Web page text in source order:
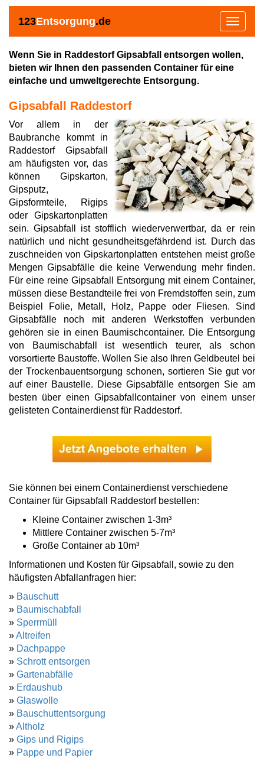
123Entsorgung.de
Toggle
Wenn Sie in Raddestorf Gipsabfall entsorgen wollen,
bieten wir Ihnen den passenden Container für eine
einfache und umweltgerechte Entsorgung.
Gipsabfall Raddestorf
Vor allem in der
Baubranche kommt in
Raddestorf Gipsabfall
am häufigsten vor, das
können Gipskarton,
Gipsputz,
Gipsformteile, Rigips
oder Gipskartonplatten
sein. Gipsabfall ist stofflich wiederverwertbar, da er rein
natürlich und nicht gesundheitsgefährdend ist. Durch das
zuschneiden von Gipskartonplatten entstehen meist große
Mengen Gipsabfälle die keine Verwendung mehr finden.
Für eine reine Gipsabfall Entsorgung mit einem Container,
müssen diese Bestandteile frei von Fremdstoffen sein, zum
Beispiel Folie, Metall, Holz, Pappe oder Fliesen. Sind
Gipsabfälle noch mit anderen Werkstoffen verbunden
gehören sie in einen Baumischcontainer. Die Entsorgung
von Baumischabfall ist wesentlich teurer, als schon
vorsortierte Baustoffe. Wollen Sie also Ihren Geldbeutel bei
der Trockenbauentsorgung schonen, sortieren Sie gut vor
auf einer Baustelle. Diese Gipsabfälle entsorgen Sie am
besten über einen Gipsabfallcontainer von einem unser
gelisteten Containerdienst für Raddestorf.
Sie können bei einem Containerdienst verschiedene
Container für Gipsabfall Raddestorf bestellen:
Kleine Container zwischen 1-3m³
Mittlere Container zwischen 5-7m³
Große Container ab 10m³
Informationen und Kosten für Gipsabfall, sowie zu den
häufigsten Abfallanfragen hier:
» Bauschutt
» Baumischabfall
» Sperrmüll
»Altreifen
» Dachpappe
» Schrott entsorgen
» Gartenabfälle
» Erdaushub
» Glaswolle
» Bauschuttentsorgung
»Altholz
» Gips und Rigips
» Pappe und Papier